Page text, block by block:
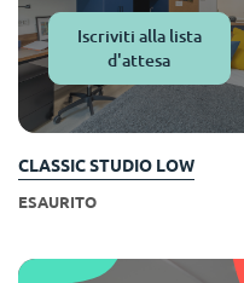
Iscriviti alla lista
d'attesa
CLASSIC STUDIO LOW
ESAURITO